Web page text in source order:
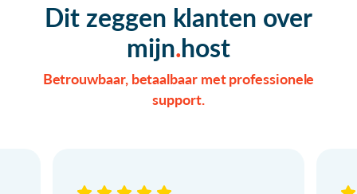
Dit zeggen klanten over
mijn host
Betrouwbaar, betaalbaar met professionele
support.